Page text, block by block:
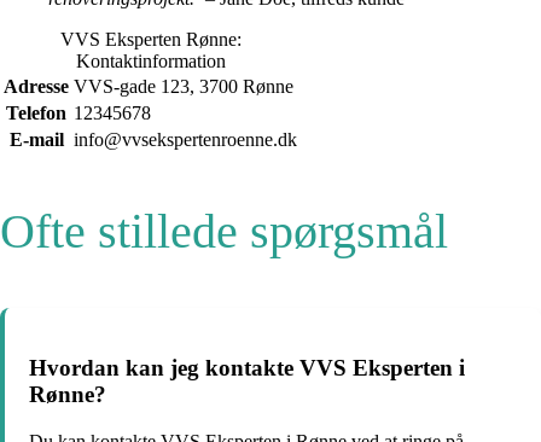
VVS Eksperten Rønne:
Kontaktinformation
Adresse VVS-gade 123, 3700 Rønne
Telefon 12345678
E-mail info@vvsekspertenroenne.dk
Ofte stillede spørgsmål
Hvordan kan jeg kontakte VVS Eksperten i
Rønne?